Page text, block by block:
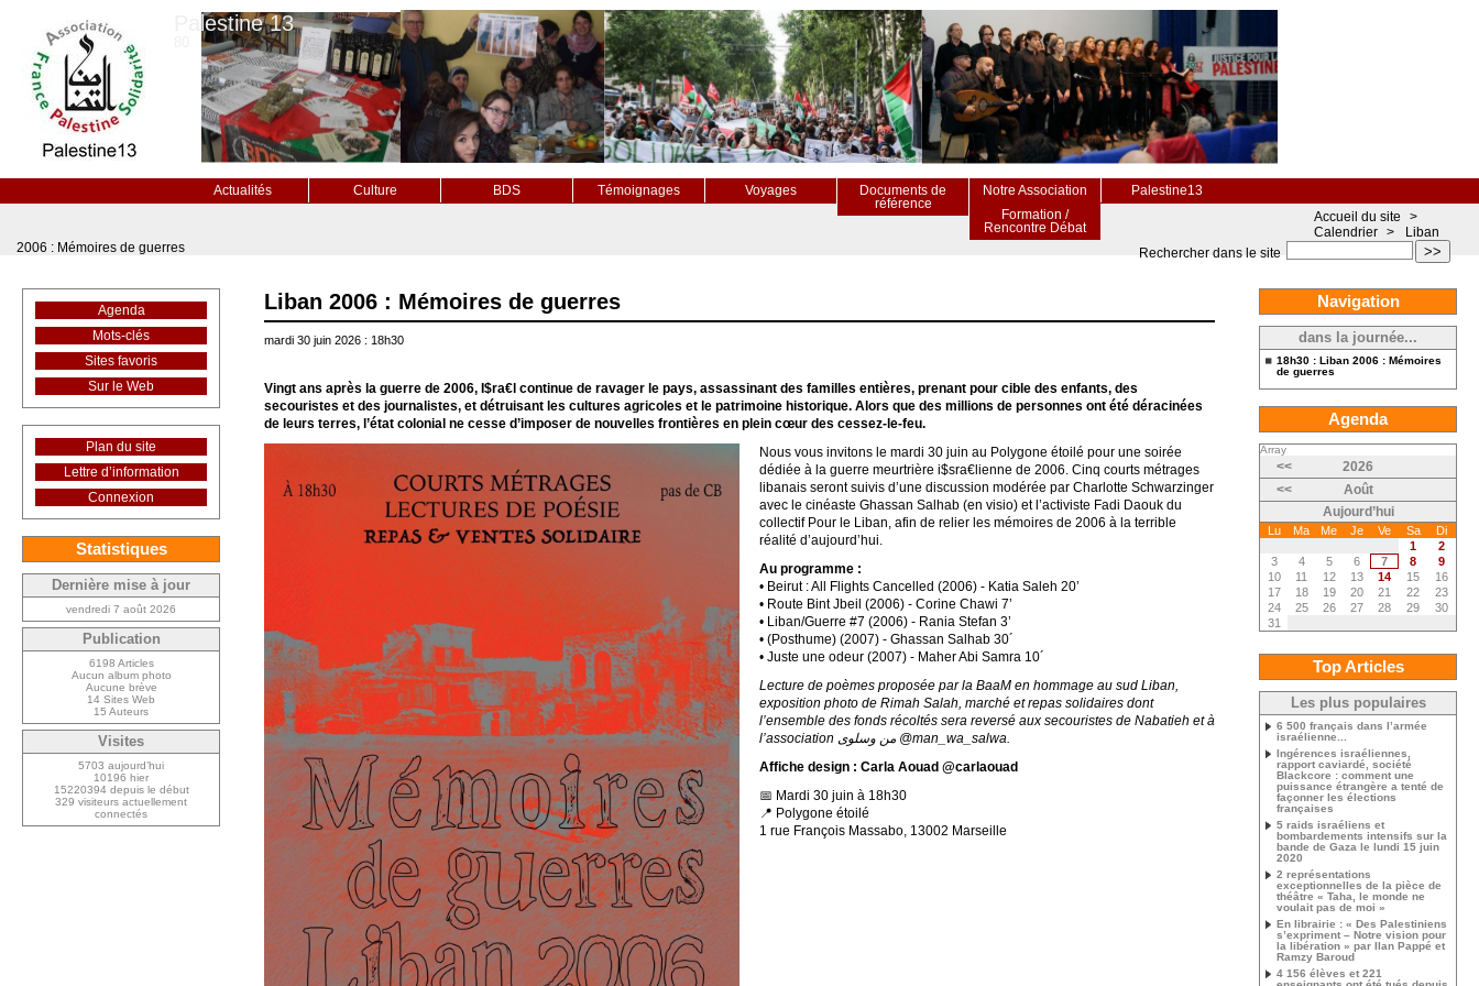
Palestine 13
Actualités Culture BDS Témoignages Voyages
Documents de
référence
Notre Association
Palestine13
Formation /
Rencontre Débat
>>
Rechercher dans le site
Accueil du site
>
Calendrier >
Liban
2006 : Mémoires de guerres
Liban 2006 : Mémoires de guerres
mardi 30 juin 2026 : 18h30
Vingt ans après la guerre de 2006, I$ra€l continue de ravager le pays, assassinant des familles entières, prenant pour cible des enfants, des
secouristes et des journalistes, et détruisant les cultures agricoles et le patrimoine historique. Alors que des millions de personnes ont été déracinées
de leurs terres, l’état colonial ne cesse d’imposer de nouvelles frontières en plein cœur des cessez-le-feu.
Nous vous invitons le mardi 30 juin au Polygone étoilé pour une soirée
dédiée à la guerre meurtrière i$sra€lienne de 2006. Cinq courts métrages
libanais seront suivis d’une discussion modérée par Charlotte Schwarzinger
avec le cinéaste Ghassan Salhab (en visio) et l’activiste Fadi Daouk du
collectif Pour le Liban, afin de relier les mémoires de 2006 à la terrible
réalité d’aujourd’hui.
Au programme :
• Beirut : All Flights Cancelled (2006) - Katia Saleh 20’
• Route Bint Jbeil (2006) - Corine Chawi 7’
• Liban/Guerre #7 (2006) - Rania Stefan 3’
• (Posthume) (2007) - Ghassan Salhab 30´
• Juste une odeur (2007) - Maher Abi Samra 10´
Lecture de poèmes proposée par la BaaM en hommage au sud Liban,
exposition photo de Rimah Salah, marché et repas solidaires dont
l’ensemble des fonds récoltés sera reversé aux secouristes de Nabatieh et à
l’association من وسلوى @man_wa_salwa.
Affiche design : Carla Aouad @carlaouad
📅 Mardi 30 juin à 18h30
📍 Polygone étoilé
1 rue François Massabo, 13002 Marseille
Agenda
Mots-clés
Sites favoris
Sur le Web
Plan du site
Lettre d’information
Connexion
Statistiques
Dernière mise à jour
vendredi 7 août 2026
Publication
6198 Articles
Aucun album photo
Aucune brève
14 Sites Web
15 Auteurs
Visites
5703 aujourd’hui
10196 hier
15220394 depuis le début
329 visiteurs actuellement
connectés
Navigation
dans la journée...
18h30 : Liban 2006 : Mémoires
de guerres
Agenda
Array
<<
2026
<<
Août
Aujourd’hui
Lu Ma Me Je Ve Sa
Di
1
2
3
4 5 6 7 8
9
10
11 12 13 14 15
16
17
18 19 20 21 22
23
24
25 26 27 28 29
30
31
Top Articles
Les plus populaires
6 500 français dans l’armée
israélienne...
Ingérences israéliennes,
rapport caviardé, société
Blackcore : comment une
puissance étrangère a tenté de
façonner les élections
françaises
5 raids israéliens et
bombardements intensifs sur la
bande de Gaza le lundi 15 juin
2020
2 représentations
exceptionnelles de la pièce de
théâtre « Taha, le monde ne
voulait pas de moi »
En librairie : « Des Palestiniens
s’expriment – Notre vision pour
la libération » par Ilan Pappé et
Ramzy Baroud
4 156 élèves et 221